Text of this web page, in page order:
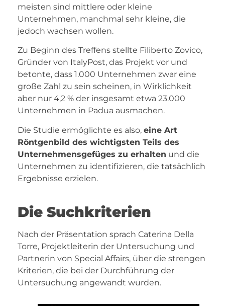
meisten sind mittlere oder kleine
Unternehmen, manchmal sehr kleine, die
jedoch wachsen wollen.
Zu Beginn des Treffens stellte Filiberto Zovico,
Gründer von ItalyPost, das Projekt vor und
betonte, dass 1.000 Unternehmen zwar eine
große Zahl zu sein scheinen, in Wirklichkeit
aber nur 4,2 % der insgesamt etwa 23.000
Unternehmen in Padua ausmachen.
Die Studie ermöglichte es also, eine Art
Röntgenbild des wichtigsten Teils des
Unternehmensgefüges zu erhalten und die
Unternehmen zu identifizieren, die tatsächlich
Ergebnisse erzielen.
Die Suchkriterien
Nach der Präsentation sprach Caterina Della
Torre, Projektleiterin der Untersuchung und
Partnerin von Special Affairs, über die strengen
Kriterien, die bei der Durchführung der
Untersuchung angewandt wurden.